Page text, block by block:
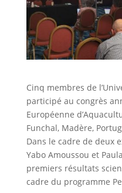
Cinq membres de
participé au congrès
Européenne
Funchal, Madère,
Dans le cadre de deux
Yabo Amoussou et
premiers résultats
cadre du programme